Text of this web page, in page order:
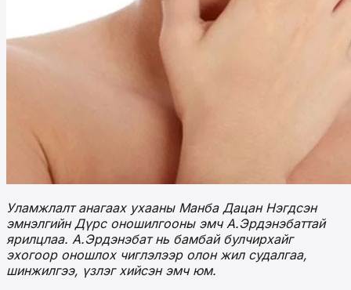
Уламжлалт анагаах ухааны Манба Дацан Нэгдсэн
эмнэлгийн Дүрс оношилгооны эмч А.Эрдэнэбаттай
ярилцлаа. А.Эрдэнэбат нь бамбай булчирхайг
эхогоор оношлох чиглэлээр олон жил судалгаа,
шинжилгээ, үзлэг хийсэн эмч юм.